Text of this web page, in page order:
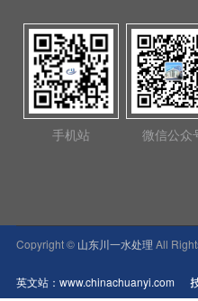
手机站 微信公众
Copyright © 山东川一水处理 All
英文站：www.chinachuanyi.com